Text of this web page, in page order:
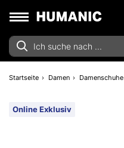
Startseite Damen Damenschuhe
Online Exklusiv